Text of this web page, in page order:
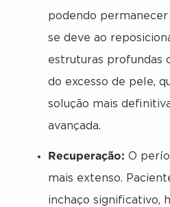
podendo permanecer
se deve ao
estruturas profundas
do excesso de pele,
solução mais
avançada.
Recuperação: O
mais extenso.
inchaço significativo,